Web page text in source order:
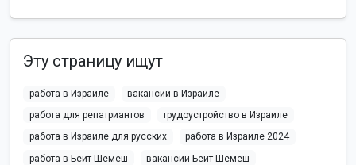
Эту страницу ищут
работа в Израиле
вакансии в Израиле
работа для репатриантов
трудоустройство в Израиле
работа в Израиле для русских
работа в Израиле 2024
работа в Бейт Шемеш
вакансии Бейт Шемеш